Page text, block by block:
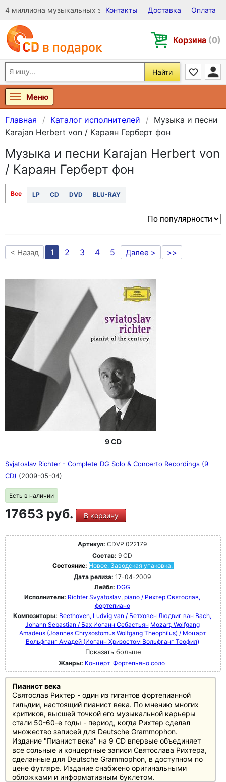
4 миллиона музыкальных записей на Виниле, CD и DVD
Контакты Доставка Оплата
Корзина (0)
Найти
Меню
Главная Каталог исполнителей
Музыка и песни
Karajan Herbert von / Караян Герберт фон
Музыка и песни Karajan Herbert von
/ Караян Герберт фон
Все LP CD DVD BLU-RAY
< Назад 1 2 3 4 5 Далее > >>
9 CD
Svjatoslav Richter - Complete DG Solo & Concerto Recordings (9
CD) (2009-05-04)
Есть в наличии
17653 руб. В корзину
Артикул: CDVP 022179
Состав: 9 CD
Состояние: Новое. Заводская упаковка.
Дата релиза: 17-04-2009
Лейбл: DGG
Исполнители: Richter Svyatoslav, piano / Рихтер Святослав,
фортепиано
Композиторы: Beethoven, Ludvig van / Бетховен Людвиг ван Bach,
Johann Sebastian / Бах Иоганн Себастьян Mozart, Wolfgang
Amadeus (Joannes Chrysostomus Wolfgang Theophilus) / Моцарт
Вольфганг Амадей (Иоганн Хризостом Вольфганг Теофил)
Показать больше
Жанры: Концерт Фортепьяно соло
Пианист века
Святослав Рихтер - один из гигантов фортепианной
гильдии, настоящий пианист века. По мнению многих
критиков, высшей точкой его музыкальной карьеры
стали 50-60-е годы - период, когда Рихтер сделал
множество записей для Deutsche Grammophon.
Издание "Пианист века" на 9 CD впервые объединяет
все сольные и концертные записи Святослава Рихтера,
сделанные для Deutsche Grammophon, в доступном по
цене футляре. Издание снабжено оригинальными
обложками и информативным буклетом.